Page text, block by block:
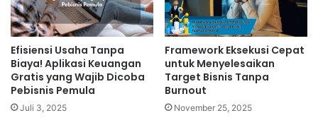
Efisiensi Usaha Tanpa
Biaya! Aplikasi Keuangan
Gratis yang Wajib Dicoba
Pebisnis Pemula
Juli 3, 2025
Framework Eksekusi Cepat
untuk Menyelesaikan
Target Bisnis Tanpa
Burnout
November 25, 2025